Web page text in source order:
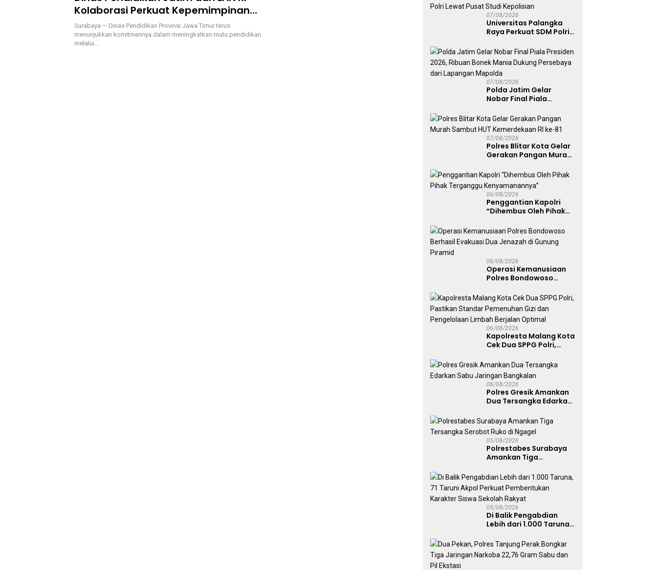
Kolaborasi Perkuat Kepemimpinan
Kepala Sekolah
Surabaya — Dinas Pendidikan Provinsi Jawa Timur terus
menunjukkan komitmennya dalam meningkatkan mutu pendidikan
melalui…
07/08/2026
Universitas Palangka
Raya Perkuat SDM Polri
Kepolisian
07/08/2026
Polda Jatim Gelar
Nobar Final Piala
Bonek Mania Dukung
Persebaya dari
Lapangan Mapolda
07/08/2026
Polres Blitar Kota Gelar
Gerakan Pangan Murah
Kemerdekaan RI ke-81
06/08/2026
Penggantian Kapolri
“Dihembus Oleh Pihak
Kenyamanannya”
06/08/2026
Operasi Kemanusiaan
Polres Bondowoso
Jenazah di Gunung
Piramid
06/08/2026
Kapolresta Malang Kota
Cek Dua SPPG Polri,
Pemenuhan Gizi dan
Pengelolaan Limbah
Berjalan Optimal
06/08/2026
Polres Gresik Amankan
Dua Tersangka Edarkan
Bangkalan
05/08/2026
Polrestabes Surabaya
Amankan Tiga
Ruko di Ngagel
05/08/2026
Di Balik Pengabdian
Lebih dari 1.000 Taruna,
Pembentukan Karakter
Siswa Sekolah Rakyat